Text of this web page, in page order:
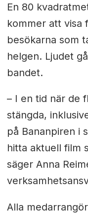
En 80
kommer att visa
besökarna som
helgen. Ljudet
bandet.
– I en tid när de
stängda,
på Bananpiren i
hitta aktuell film
säger Anna
Alla